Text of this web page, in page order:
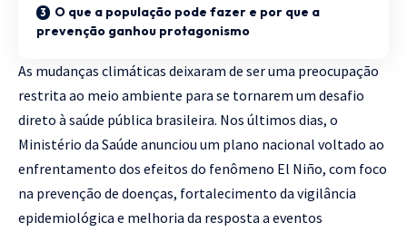
O que a população pode fazer e por que a
prevenção ganhou protagonismo
As mudanças climáticas deixaram de ser uma preocupação
restrita ao meio ambiente para se tornarem um desafio
direto à saúde pública brasileira. Nos últimos dias, o
Ministério da Saúde anunciou um plano nacional voltado ao
enfrentamento dos efeitos do fenômeno El Niño, com foco
na prevenção de doenças, fortalecimento da vigilância
epidemiológica e melhoria da resposta a eventos